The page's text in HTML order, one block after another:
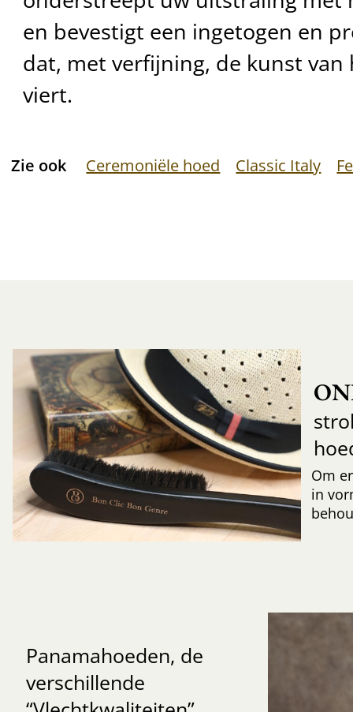
en bevestigt een ingetogen en
dat, met verfijning, de kunst van
viert.
Zie ook Ceremoniële hoed Classic Italy
Om
in
Panamahoeden, de
verschillende